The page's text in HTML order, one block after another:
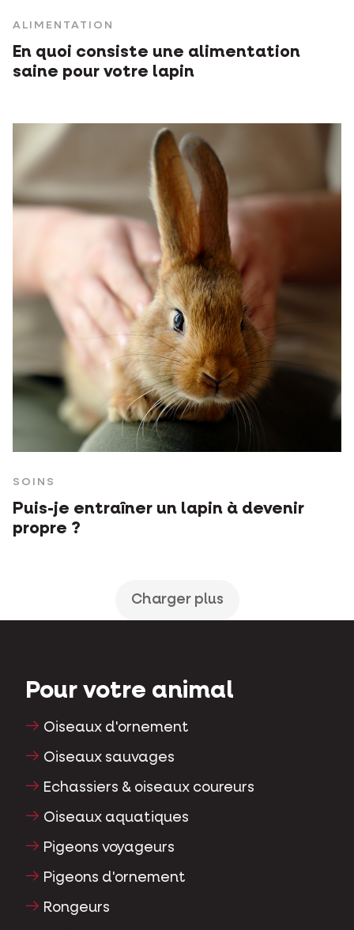
ALIMENTATION
En quoi consiste une alimentation
saine pour votre lapin
SOINS
Puis-je entraîner un lapin à devenir
propre ?
Charger plus
Pour votre animal
Oiseaux d'ornement
Oiseaux sauvages
Echassiers & oiseaux coureurs
Oiseaux aquatiques
Pigeons voyageurs
Pigeons d'ornement
Rongeurs